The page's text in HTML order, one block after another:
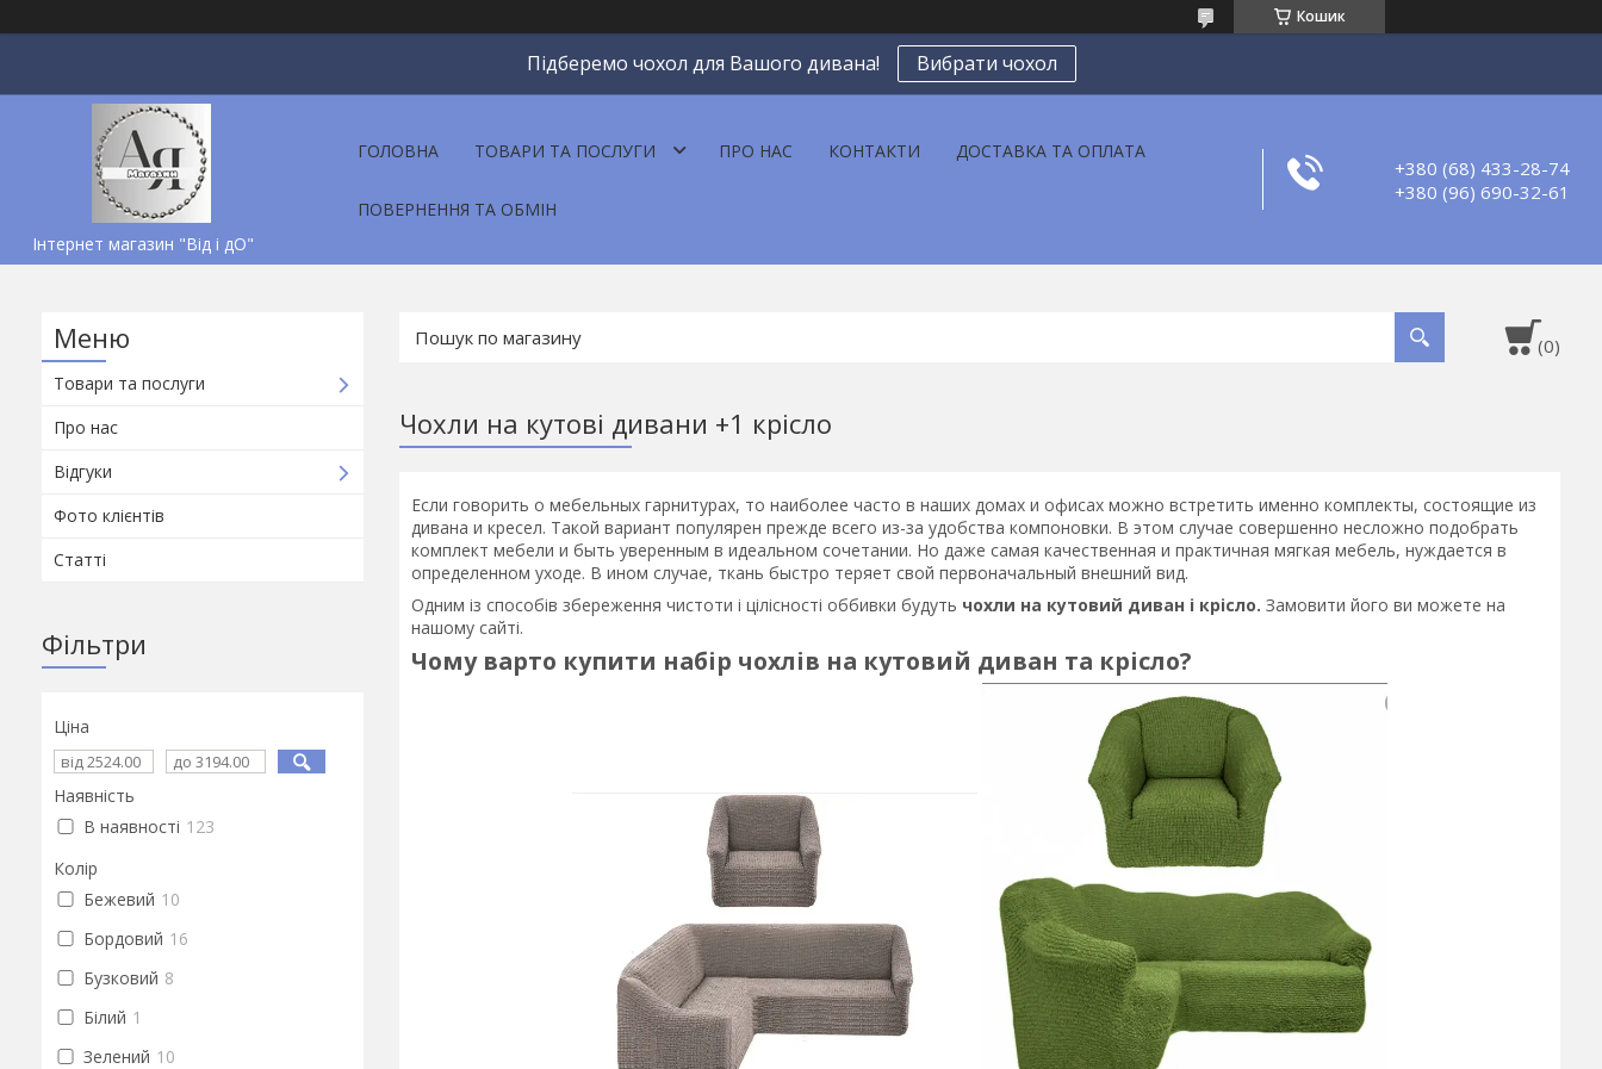
Кошик
Підберемо чохол для Вашого дивана! Вибрати чохол
Інтернет магазин "Від і дО"
ГОЛОВНА ТОВАРИ ТА ПОСЛУГИ ПРО НАС КОНТАКТИ ДОСТАВКА ТА ОПЛАТА
ПОВЕРНЕННЯ ТА ОБМІН
+380 (68) 433-28-74
+380 (96) 690-32-61
Чохли на кутові дивани +1 крісло
Если говорить о мебельных гарнитурах, то наиболее часто в наших домах и офисах можно встретить именно комплекты, состоящие из
дивана и кресел. Такой вариант популярен прежде всего из-за удобства компоновки. В этом случае совершенно несложно подобрать
комплект мебели и быть уверенным в идеальном сочетании. Но даже самая качественная и практичная мягкая мебель, нуждается в
определенном уходе. В ином случае, ткань быстро теряет свой первоначальный внешний вид.
Одним із способів збереження чистоти і цілісності оббивки будуть чохли на кутовий диван і крісло. Замовити його ви можете на
нашому сайті.
Чому варто купити набір чохлів на кутовий диван та крісло?
Товари та послуги
Про нас
Відгуки
Фото клієнтів
Статті
Фільтри
Ціна
Наявність
В наявності 123
Колір
Бежевий 10
Бордовий 16
Бузковий 8
Білий 1
Зелений 10